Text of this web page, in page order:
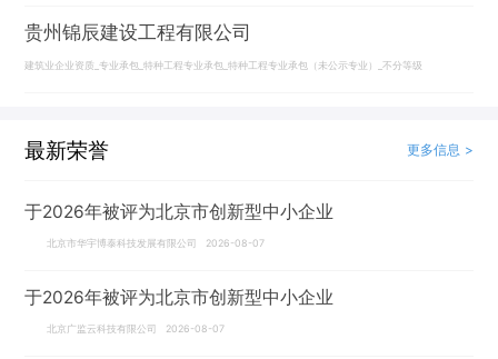
贵州锦辰建设工程有限公司
建筑业企业资质_专业承包_特种工程专业承包_特种工程专业承包（未公示专业）_不分等级
最新荣誉 更多信息 >
于2026年被评为北京市创新型中小企业
北京市华宇博泰科技发展有限公司 2026-08-07
于2026年被评为北京市创新型中小企业
北京广监云科技有限公司 2026-08-07